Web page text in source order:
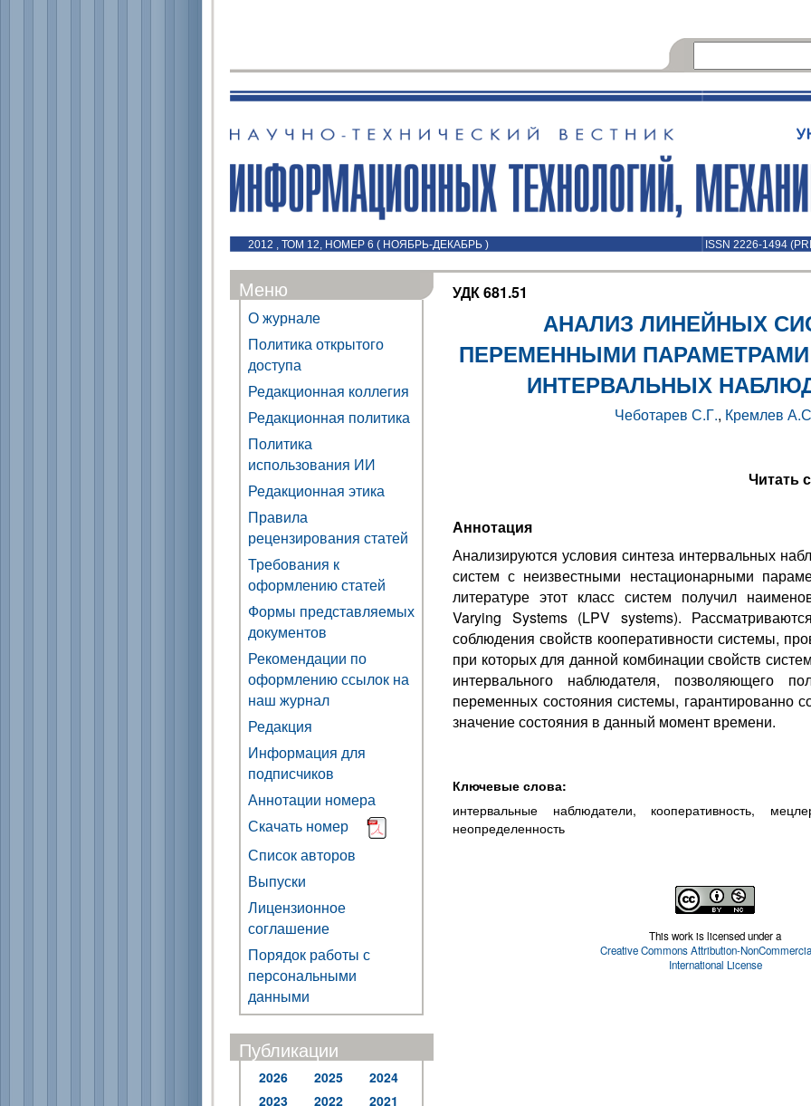
2012 , ТОМ 12, НОМЕР 6 ( НОЯБРЬ-ДЕКАБРЬ ) ISSN 2226-1494
Меню
О журнале
Политика открытого
доступа
Редакционная коллегия
Редакционная политика
Политика
использования ИИ
Редакционная этика
Правила
рецензирования статей
Требования к
оформлению статей
Формы представляемых
документов
Рекомендации по
оформлению ссылок на
наш журнал
Редакция
Информация для
подписчиков
Аннотации номера
Скачать номер
Список авторов
Выпуски
Лицензионное
соглашение
Порядок работы с
персональными
данными
Публикации
2026 2025
2024
2023
2022
2021
УДК 681.51
АНАЛИЗ ЛИНЕЙНЫХ
ПЕРЕМЕННЫМИ
ИНТЕРВАЛЬНЫХ
Чеботарев С.Г., Кремлев
Читать
Аннотация
Анализируются условия синтеза интервальных
систем с неизвестными нестационарными
литературе этот класс систем получил
Varying Systems (LPV systems).
соблюдения свойств кооперативности системы,
при которых для данной комбинации свойств
интервального наблюдателя, позволяющего
переменных состояния системы, гарантированно
значение состояния в данный момент времени.
Ключевые слова:
интервальные наблюдатели, кооперативность,
неопределенность
This work is licensed under a
Creative Commons Attribution-
International License